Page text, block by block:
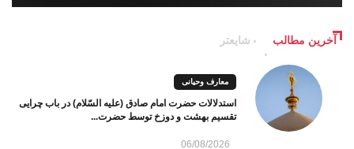
آخرین مطالب شایعتر
معارف وحیانی
استدلالات حضرت امام صادق (علیه السّلام) در باب چرایی
تقسیم بهشت و دوزخ توسط حضرت...
06/08/2026